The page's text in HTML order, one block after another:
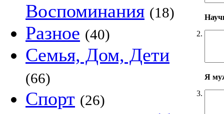
Воспоминания (18)
Разное (40)
Семья, Дом, Дети
(66)
Спорт (26)
2.
3.
Я